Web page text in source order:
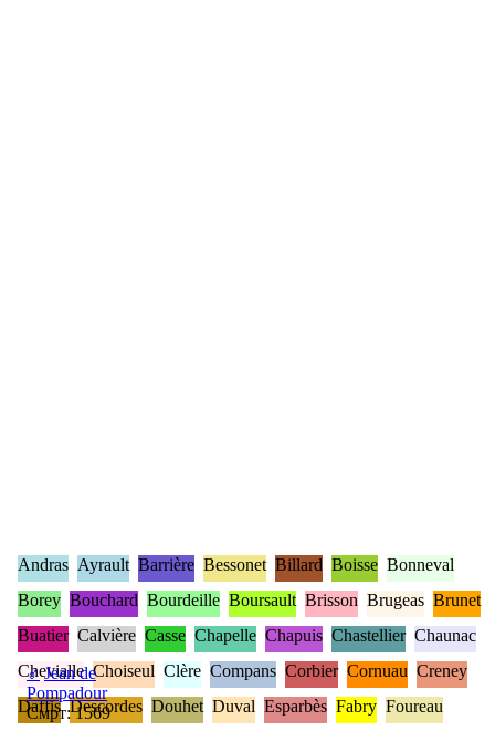
♂ Jean de
Pompadour
Смрт: 1569
Andras Ayrault Barrière Bessonet Billard Boisse Bonneval
Borey Bouchard Bourdeille Boursault Brisson Brugeas Brunet
Buatier Calvière Casse Chapelle Chapuis Chastellier Chaunac
Chevialle Choiseul Clère Compans Corbier Cornuau Creney
Daffis Descordes Douhet Duval Esparbès Fabry Foureau